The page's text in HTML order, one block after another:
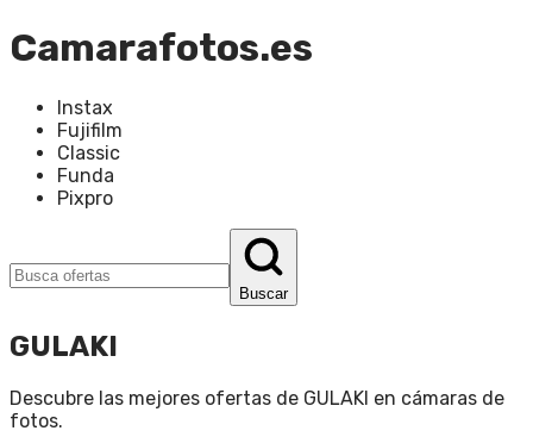
Camarafotos.es
Instax
Fujifilm
Classic
Funda
Pixpro
Buscar
GULAKI
Descubre las mejores ofertas de GULAKI en cámaras de
fotos.